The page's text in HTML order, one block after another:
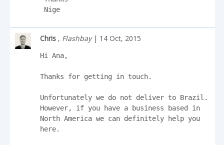
Nige
Chris , Flashbay| 14 Oct, 2015
Hi Ana,
Thanks for getting in touch.
Unfortunately we do not deliver to Brazil.
However, if you have a business based in
North America we can definitely help you
here.